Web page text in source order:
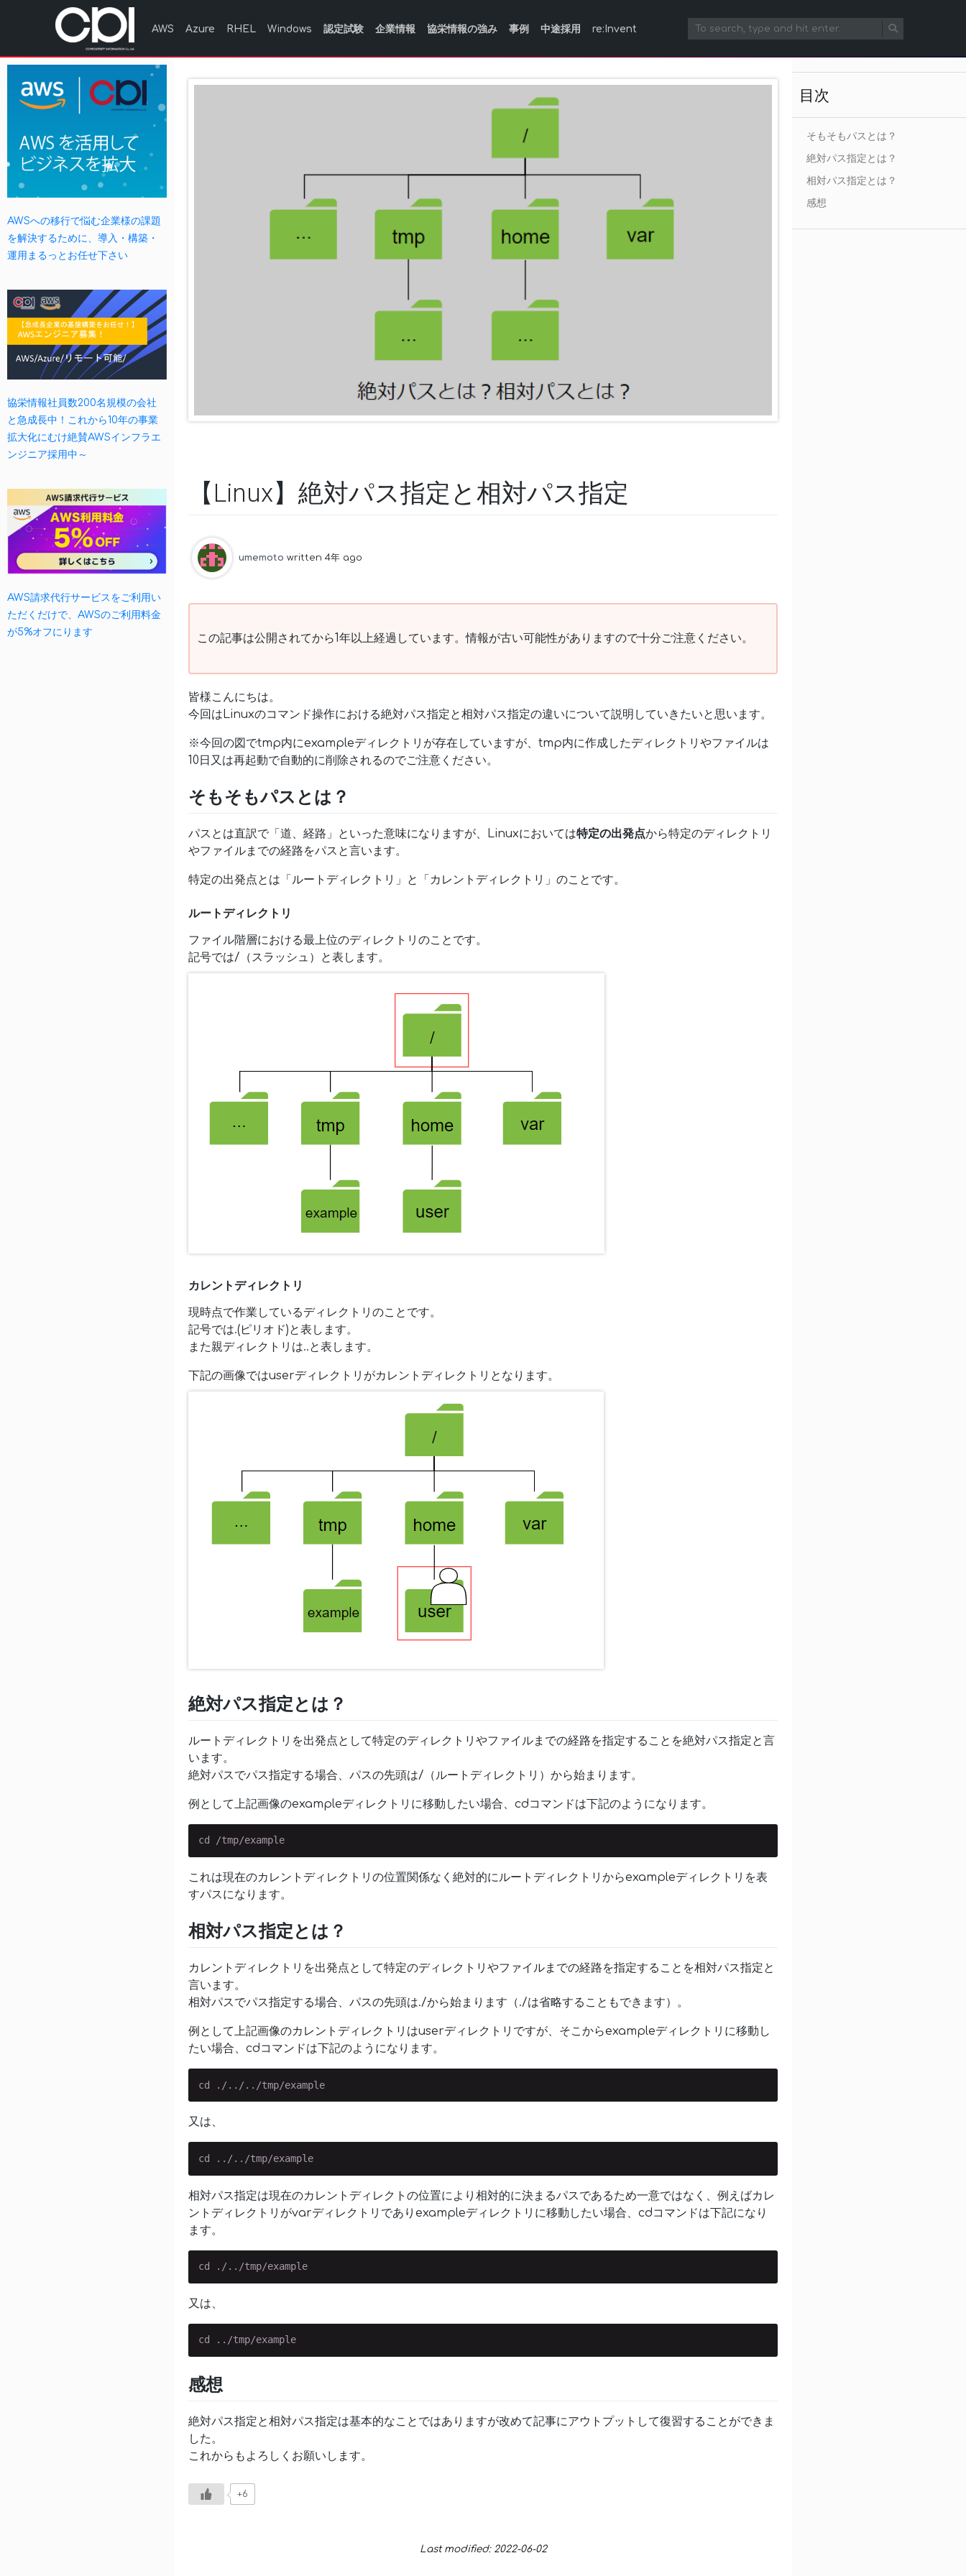
AWS Azure RHEL Windows 認定試験 企業情報 協栄情報の強み 事例 中途採用 re:Invent
AWSへの移行で悩む企業様の課題
を解決するために、導入・構築・
運用まるっとお任せ下さい
協栄情報社員数200名規模の会社
と急成長中！これから10年の事業
拡大化にむけ絶賛AWSインフラエ
ンジニア採用中～
AWS請求代行サービスをご利用い
ただくだけで、AWSのご利用料金
が5%オフにります
【Linux】絶対パス指定と相対パス指定
umemoto written 4年 ago
この記事は公開されてから1年以上経過しています。情報が古い可能性がありますので十分ご注意ください。
皆様こんにちは。
今回はLinuxのコマンド操作における絶対パス指定と相対パス指定の違いについて説明していきたいと思います。
※今回の図でtmp内にexampleディレクトリが存在していますが、tmp内に作成したディレクトリやファイルは
10日又は再起動で自動的に削除されるのでご注意ください。
そもそもパスとは？
パスとは直訳で「道、経路」といった意味になりますが、Linuxにおいては特定の出発点から特定のディレクトリ
やファイルまでの経路をパスと言います。
特定の出発点とは「ルートディレクトリ」と「カレントディレクトリ」のことです。
ルートディレクトリ
ファイル階層における最上位のディレクトリのことです。
記号では/（スラッシュ）と表します。
カレントディレクトリ
現時点で作業しているディレクトリのことです。
記号では.(ピリオド)と表します。
また親ディレクトリは..と表します。
下記の画像ではuserディレクトリがカレントディレクトリとなります。
絶対パス指定とは？
ルートディレクトリを出発点として特定のディレクトリやファイルまでの経路を指定することを絶対パス指定と言
います。
絶対パスでパス指定する場合、パスの先頭は/（ルートディレクトリ）から始まります。
例として上記画像のexampleディレクトリに移動したい場合、cdコマンドは下記のようになります。
cd /tmp/example
これは現在のカレントディレクトリの位置関係なく絶対的にルートディレクトリからexampleディレクトリを表
すパスになります。
相対パス指定とは？
カレントディレクトリを出発点として特定のディレクトリやファイルまでの経路を指定することを相対パス指定と
言います。
相対パスでパス指定する場合、パスの先頭は./から始まります（./は省略することもできます）。
例として上記画像のカレントディレクトリはuserディレクトリですが、そこからexampleディレクトリに移動し
たい場合、cdコマンドは下記のようになります。
cd ./../../tmp/example
又は、
cd ../../tmp/example
相対パス指定は現在のカレントディレクトの位置により相対的に決まるパスであるため一意ではなく、例えばカレ
ントディレクトリがvarディレクトリでありexampleディレクトリに移動したい場合、cdコマンドは下記になり
ます。
cd ./../tmp/example
又は、
cd ../tmp/example
感想
絶対パス指定と相対パス指定は基本的なことではありますが改めて記事にアウトプットして復習することができま
した。
これからもよろしくお願いします。
+6
Last modified: 2022-06-02
目次
そもそもパスとは？
絶対パス指定とは？
相対パス指定とは？
感想